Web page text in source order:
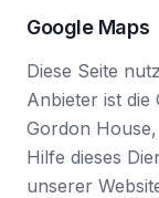
Google Maps
Diese Seite
Anbieter ist die
Gordon
Hilfe dieses
unserer